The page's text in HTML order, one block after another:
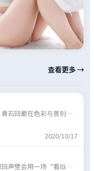
查看更多 →
石回廊在色彩与景别上
，并非只靠台词硬推。
2020/10/17
声壁会用一场“看似偶